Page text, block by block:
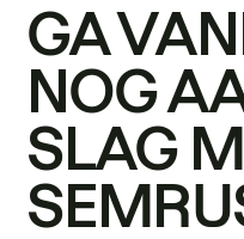
GA
NOG
SLAG